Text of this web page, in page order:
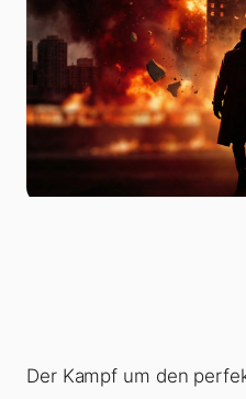
Der Kampf um den